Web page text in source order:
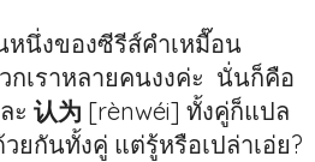
นึ่งของซีรีส์คำเหมื๊อน
กเราหลายคนงงค่ะ นั่นก็คือ
ะ 认为 [rènwéi] ทั้งคู่ก็แปล
วยกันทั้งคู่ แต่รู้หรือเปล่าเอ่ย?